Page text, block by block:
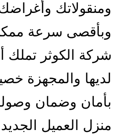
ومنقولاتك وأغراضك
وبأقصى سرعة
شركة الكوثر تملك
لديها والمجهزة
بأمان وضمان
منزل العميل